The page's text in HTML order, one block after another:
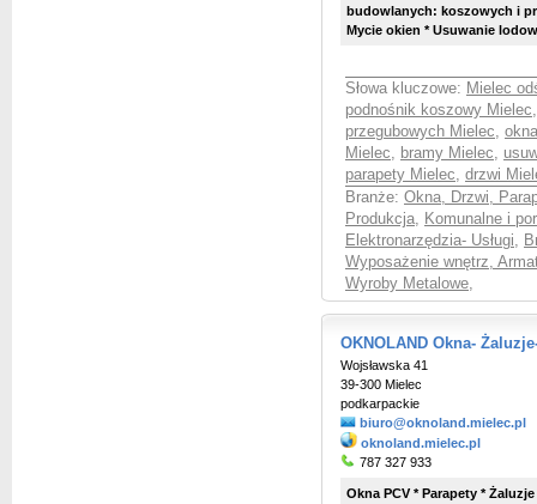
budowlanych: koszowych i
Mycie okien * Usuwanie
Słowa kluczowe: Mielec
podnośnik koszowy Mielec
przegubowych Mielec,
Mielec, bramy Mielec,
parapety Mielec, drzwi
Branże: Okna, Drzwi,
Produkcja, Komunalne i
Elektronarzędzia- Usługi,
Wyposażenie wnętrz,
Wyroby Metalowe,
OKNOLAND Okna-
Wojsławska 41
39-300 Mielec
podkarpackie
biuro@oknoland.mielec.pl
oknoland.mielec.pl
787 327 933
Okna PCV * Parapety *